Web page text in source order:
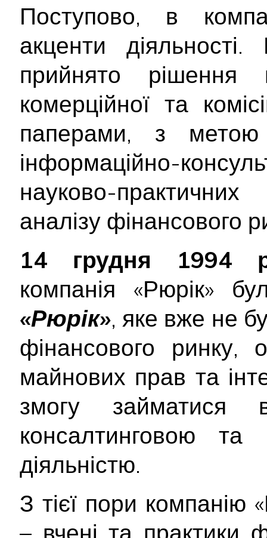
Поступово, в
акценти
прийнято
комерційної та
паперами, з
інформаційно-
науково-
аналізу фінансового
14 грудня 1994
компанія «Рюрік»
«Рюрік», яке вже не
фінансового ринку,
майнових прав та
змогу займатися
консалтинговою та
діяльністю.
З тієї пори компанію